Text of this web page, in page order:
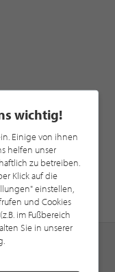
wichtig!
Einige von ihnen
helfen unser
zu betreiben.
Klick auf die
einstellen,
und Cookies
im Fußbereich
Sie in unserer